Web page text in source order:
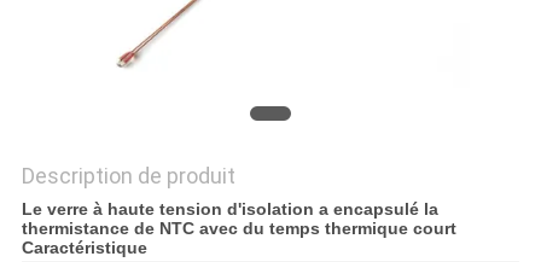
PRIVACY
Description de produit
Le verre à haute tension d'isolation a encapsulé la
thermistance de NTC avec du temps thermique court
Caractéristique